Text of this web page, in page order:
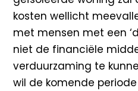
kosten wellicht
met mensen met een
niet de financiële
verduurzaming te
wil de komende